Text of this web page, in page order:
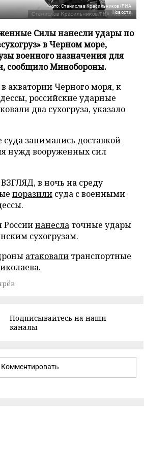
Фото: Станислав Красильников/РИА
Новости
Силы нанесли удары по
в Черном море,
военного назначения для
сообщило Минобороны.
акватории Черного моря, к
российские ударные
два сухогруза, указало
занимались доставкой
нужд вооруженных сил
в ночь на среду
поразили суда с военными
Россиинанесла точные удары
сухогрузам.
атаковали транспортные
Подписывайтесь на наши
каналы
Комментировать